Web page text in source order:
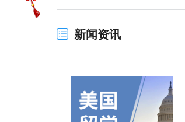
新闻资讯